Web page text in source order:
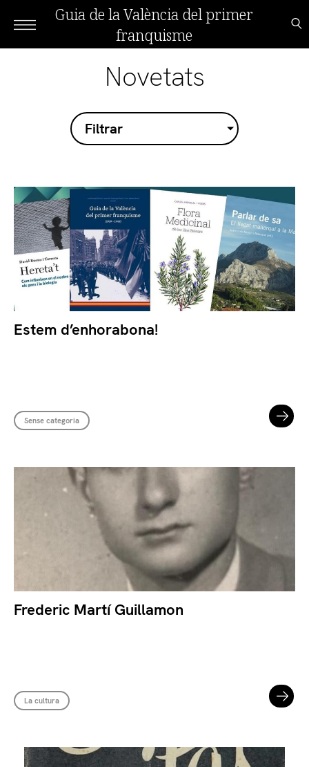
Guia de la València del primer
franquisme
Novetats
Filtrar
Estem d’enhorabona!
Sense categoria
Frederic Martí Guillamon
La cultura